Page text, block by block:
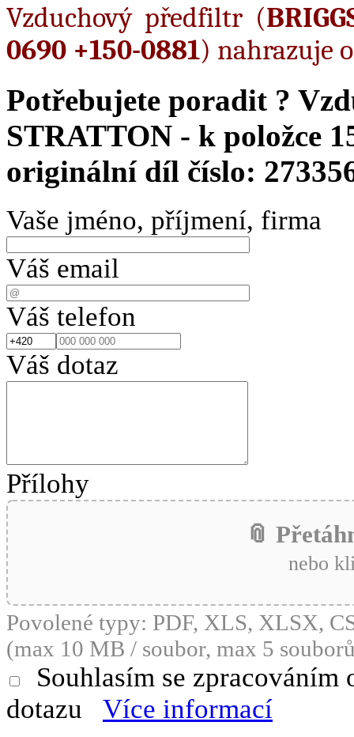
Vzduchový předfiltr (
0690 +150-0881) nahrazuje
Potřebujete poradit ?
STRATTON - k položce
originální díl číslo:
Vaše jméno, příjmení, firma
Váš email
Váš telefon
Váš dotaz
Přílohy
📎
nebo
Povolené typy: PDF, XLS, XLSX,
(max 10 MB / soubor, max 5
Souhlasím se
dotazu
Více informací